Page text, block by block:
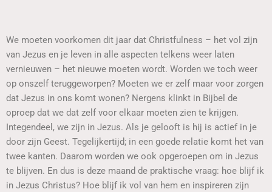
We moeten voorkomen dit jaar dat Christfulness – het vol zijn
van Jezus en je leven in alle aspecten telkens weer laten
vernieuwen – het nieuwe moeten wordt. Worden we toch weer
op onszelf teruggeworpen? Moeten we er zelf maar voor zorgen
dat Jezus in ons komt wonen? Nergens klinkt in Bijbel de
oproep dat we dat zelf voor elkaar moeten zien te krijgen.
Integendeel, we zijn in Jezus. Als je gelooft is hij is actief in je
door zijn Geest. Tegelijkertijd; in een goede relatie komt het van
twee kanten. Daarom worden we ook opgeroepen om in Jezus
te blijven. En dus is deze maand de praktische vraag: hoe blijf ik
in Jezus Christus? Hoe blijf ik vol van hem en inspireren zijn